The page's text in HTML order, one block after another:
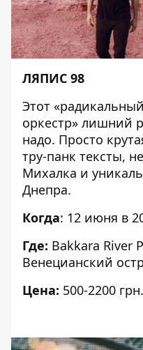
ЛЯПИС 98
Этот
оркестр» лишний
надо. Просто
тру-панк тексты,
Михалка и
Днепра.
Когда: 12 июня в
Где: Bakkara River
Венецианский
Цена: 500-2200 грн.